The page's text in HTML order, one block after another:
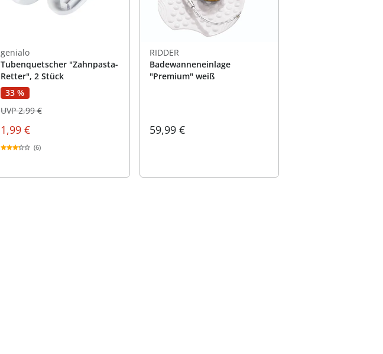
genialo
Tubenquetscher "Zahnpasta-
Retter", 2 Stück
33 %
1,99 €
UVP 2,99 €
(6)
RIDDER
Badewanneneinlage
"Premium" weiß
59,99 €